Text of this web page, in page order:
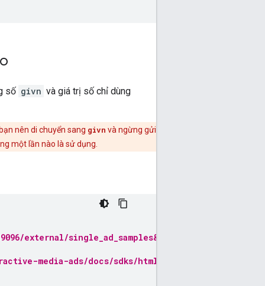
số givn và giá trị số chỉ dùng
nên di chuyển sang givn và ngừng gửi
một lần nào là sử dụng.
external/
media-ads/docs/sdks/html5/client-side/tags